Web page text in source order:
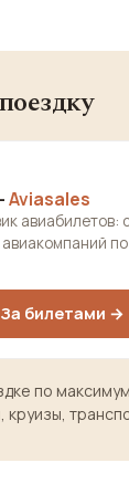
Aviasales
авиабилетов:
За билетами →
по
круизы,